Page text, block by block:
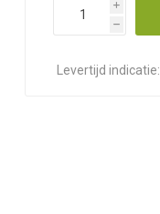
i
h
Levertijd indicatie: